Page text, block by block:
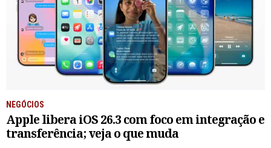
NEGÓCIOS
Apple libera iOS 26.3 com foco em integração e
transferência; veja o que muda